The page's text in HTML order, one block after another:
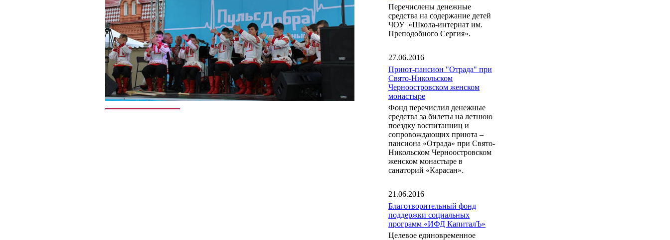
Перечислены денежные
средства на содержание детей
ЧОУ «Школа-интернат им.
Преподобного Сергия».
27.06.2016
Приют-пансион "Отрада" при
Свято-Никольском
Черноостровском женском
монастыре
Фонд перечислил денежные
средства за билеты на летнюю
поездку воспитанниц и
сопровождающих приюта –
пансиона «Отрада» при Свято-
Никольском Черноостровском
женском монастыре в
санаторий «Карасан».
21.06.2016
Благотворительный фонд
поддержки социальных
программ «ИФД КапиталЪ»
Целевое единовременное